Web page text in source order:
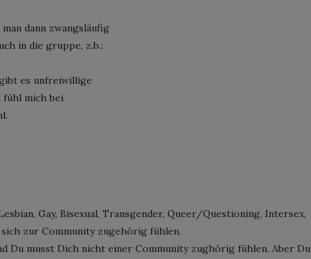
man dann zwangsläufig
in die gruppe, z.b.:
es unfreiwillige
fühl mich bei
Gay, Bisexual, Transgender, Queer/Questioning, Intersex,
sich zur Community zugehörig fühlen.
Du musst Dich nicht einer Community zughörig fühlen. Aber Du